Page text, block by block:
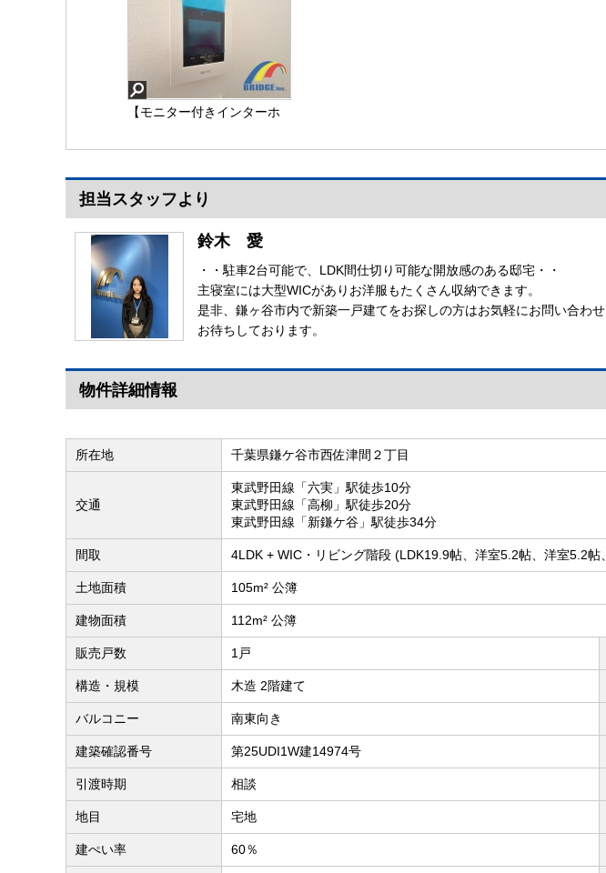
【モニター付きインターホ
担当スタッフより
鈴木 愛
・・駐車2台可能で、LDK間仕切り可能な開放感のある邸宅・・
主寝室には大型WICがありお洋服もたくさん収納できます。
是非、鎌ヶ谷市内で新築一戸建てをお探しの方はお気軽にお問い合わせ
お待ちしております。
物件詳細情報
所在地 千葉県鎌ケ谷市西佐津間２丁目
交通
東武野田線「六実」駅徒歩10分
東武野田線「高柳」駅徒歩20分
東武野田線「新鎌ケ谷」駅徒歩34分
間取 4LDK + WIC・リビング階段 (LDK19.9帖、洋室5.2帖、洋室5.2帖
土地面積 105m² 公簿
建物面積 112m² 公簿
販売戸数 1戸
構造・規模 木造 2階建て
バルコニー 南東向き
建築確認番号 第25UDI1W建14974号
引渡時期 相談
地目 宅地
建ぺい率 60％